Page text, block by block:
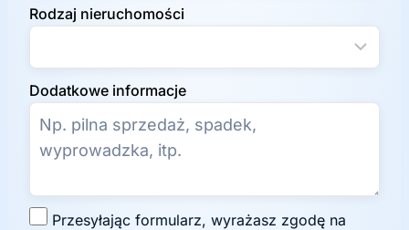
Rodzaj nieruchomości
Dodatkowe informacje